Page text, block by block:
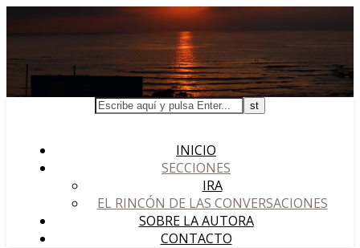
INICIO
SECCIONES
IRA
EL RINCÓN DE LAS CONVERSACIONES
SOBRE LA AUTORA
CONTACTO